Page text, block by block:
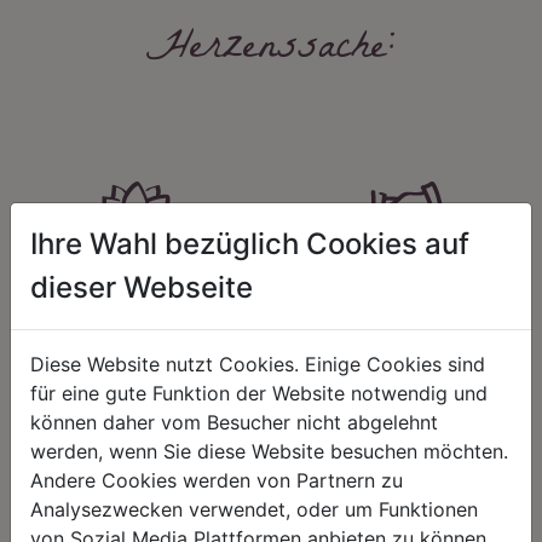
Herzenssache:
HARMONIE
schenken natürliche, stilvolle
Momente für harmonische Stunden
zu Hause – den Ort, an dem
Menschen sich geborgen fühlen und
positive Energie schöpfen.
fair – im Hinblick auf unsere
Kalkulation, angemessene
Entlohnung und unsere
nachhaltigen, gewachsenen
Geschäftsbeziehungen.
Ihre Wahl bezüglich Cookies auf
dieser Webseite
Diese Website nutzt Cookies. Einige Cookies sind
für eine gute Funktion der Website notwendig und
können daher vom Besucher nicht abgelehnt
werden, wenn Sie diese Website besuchen möchten.
Andere Cookies werden von Partnern zu
Analysezwecken verwendet, oder um Funktionen